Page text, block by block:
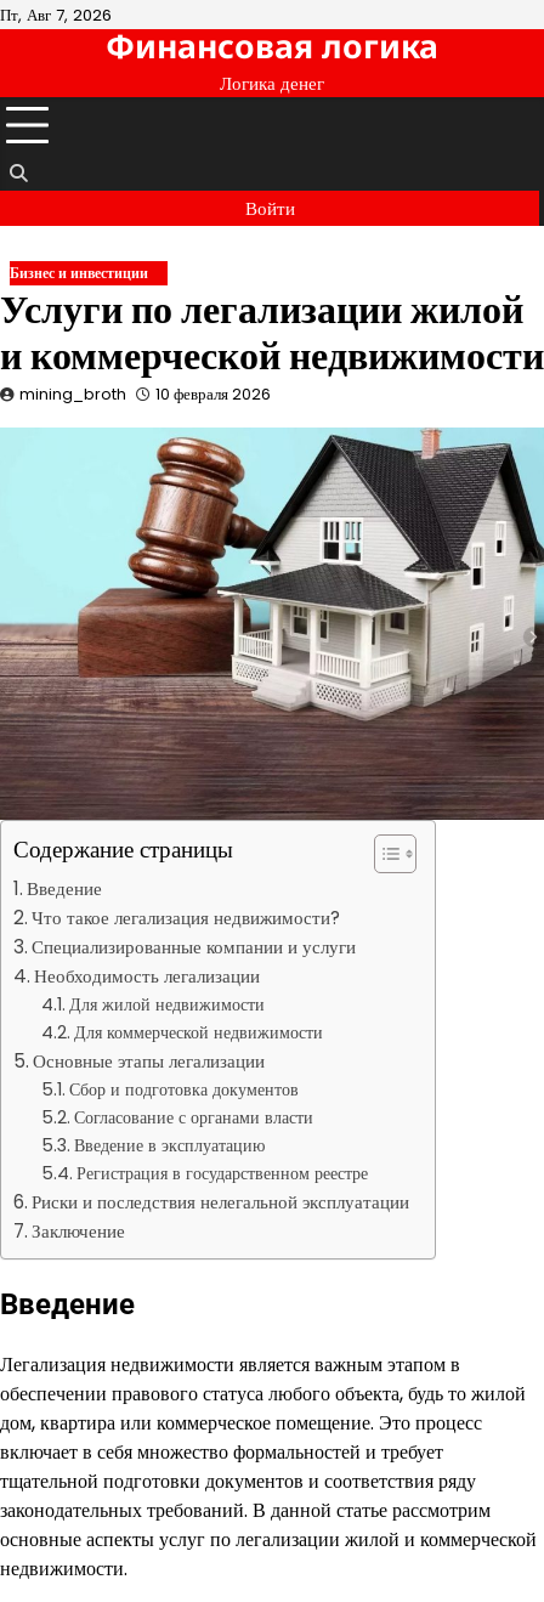
Перейти
Пт, Авг 7, 2026
Финансовая логика
Логика денег
Войти
Бизнес и инвестиции
Услуги по легализации жилой
и коммерческой недвижимости
mining_broth 10 февраля 2026
Содержание страницы
Введение
Что такое легализация недвижимости?
Специализированные компании и услуги
Необходимость легализации
Для жилой недвижимости
Для коммерческой недвижимости
Основные этапы легализации
Сбор и подготовка документов
Согласование с органами власти
Введение в эксплуатацию
Регистрация в государственном реестре
Риски и последствия нелегальной эксплуатации
Заключение
Введение
Легализация недвижимости является важным этапом в
обеспечении правового статуса любого объекта, будь то жилой
дом, квартира или коммерческое помещение. Это процесс
включает в себя множество формальностей и требует
тщательной подготовки документов и соответствия ряду
законодательных требований. В данной статье рассмотрим
основные аспекты услуг по легализации жилой и коммерческой
недвижимости.